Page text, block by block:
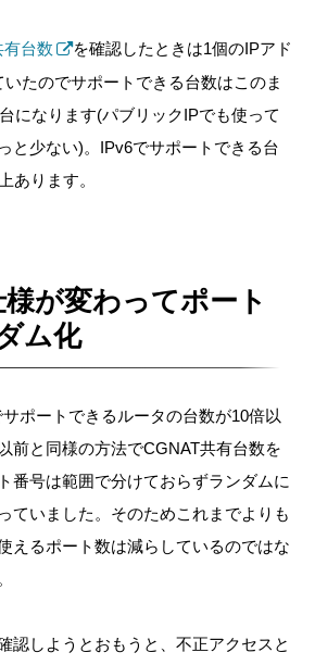
有台数
を確認したときは1個のIPアド
たのでサポートできる台数はこのま
になります(パブリックIPでも使って
と少ない)。IPv6でサポートできる台
あります。
が変わってポート
ム化
ポートできるルータの台数が10倍以
前と同様の方法でCGNAT共有台数を
番号は範囲で分けておらずランダムに
ていました。そのためこれまでよりも
えるポート数は減らしているのではな
認しようとおもうと、不正アクセスと